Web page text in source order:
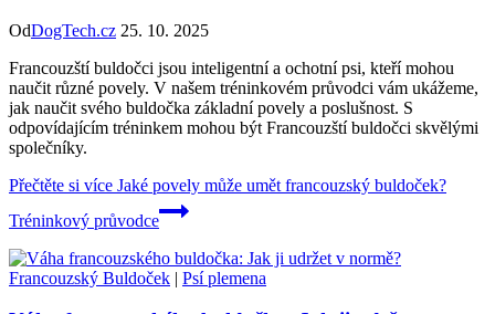
OdDogTech.cz 25. 10. 2025
Francouzští buldočci jsou inteligentní a ochotní psi, kteří mohou
naučit různé povely. V našem tréninkovém průvodci vám ukážeme,
jak naučit svého buldočka základní povely a poslušnost. S
odpovídajícím tréninkem mohou být Francouzští buldočci skvělými
společníky.
Přečtěte si více Jaké povely může umět francouzský buldoček?
Tréninkový průvodce
Francouzský Buldoček | Psí plemena